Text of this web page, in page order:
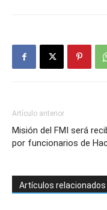
Artículo anterior
Misión del FMI será
por funcionarios de
Artículos relacionados